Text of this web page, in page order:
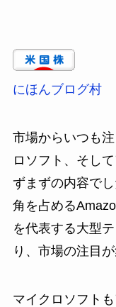
にほんブログ村
市場からいつも
ロソフト、そし
ずまずの内容で
角を占める
を代表する大型
り、市場の注目
マイクロソフト